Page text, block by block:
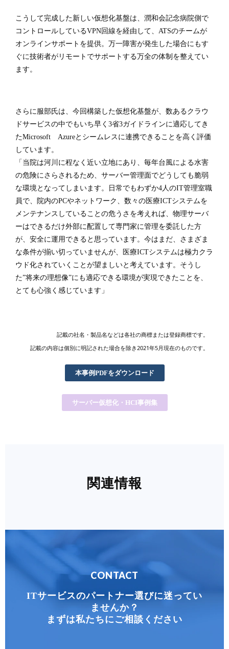
こうして完成した新しい仮想化基盤は、潤和会記念病院側で
コントロールしているVPN回線を経由して、ATSのチームが
オンラインサポートを提供。万一障害が発生した場合にもす
ぐに技術者がリモートでサポートする万全の体制を整えてい
ます。
さらに服部氏は、今回構築した仮想化基盤が、数あるクラウ
ドサービスの中でもいち早く3省3ガイドラインに適応してき
たMicrosoft Azureとシームレスに連携できることを高く評価
しています。
「当院は河川に程なく近い立地にあり、毎年台風による水害
の危険にさらされるため、サーバー管理面でどうしても脆弱
な環境となってしまいます。日常でもわずか4人のIT管理室職
員で、院内のPCやネットワーク、数々の医療ICTシステムを
メンテナンスしていることの危うさを考えれば、物理サーバ
ーはできるだけ外部に配置して専門家に管理を委託した方
が、安全に運用できると思っています。今はまだ、さまざま
な条件が揃い切っていませんが、医療ICTシステムは極力クラ
ウド化されていくことが望ましいと考えています。そうし
た”将来の理想像”にも適応できる環境が実現できたことを、
とても心強く感じています」
記載の社名・製品名などは各社の商標または登録商標です。
記載の内容は個別に明記された場合を除き2021年5月現在のものです。
本事例PDFをダウンロード
サーバー仮想化・HCI事例集
関連情報
CONTACT
ITサービスのパートナー選びに迷ってい
ませんか？
まずは私たちにご相談ください